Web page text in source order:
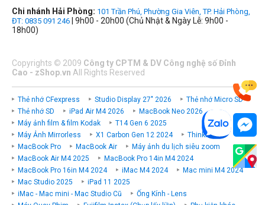
Chi nhánh Hải Phòng: 101 Trần Phú, Phường Gia Viên, TP. Hải Phòng,
ĐT: 0835 091 246 | 9h00 - 20h00 (Chủ Nhật & Ngày Lễ: 9h00 -
18h00)
Copyrights © 2009 Công ty CPTM & DV Công nghệ số Đỉnh
Cao - zShop.vn All Rights Reserved
Thẻ nhớ CFexpress Studio Display 27" 2026
Thẻ nhớ Micro SD
Thẻ nhớ SD
iPad Air M4 2026
MacBook Neo 2026
Máy ảnh film & film Kodak
T14 Gen 6 2025
Máy Ảnh Mirrorless
X1 Carbon Gen 12 2024
ThinkPad P
MacBook Pro
MacBook Air
Máy ảnh du lịch siêu zoom
MacBook Air M4 2025
MacBook Pro 14in M4 2024
MacBook Pro 16in M4 2024
iMac M4 2024
Mac mini M4 2024
Mac Studio 2025
iPad 11 2025
iMac - Mac mini - Mac Studio Cũ
Ống Kính - Lens